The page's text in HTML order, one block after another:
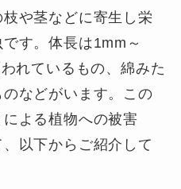
や茎などに寄生し栄
す。体長は1mm～
れているもの、綿みた
などがいます。この
よる植物への被害
以下からご紹介して